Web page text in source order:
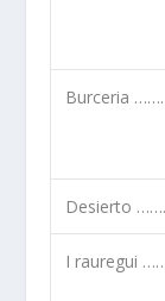
Burceria
Desierto
I rauregui